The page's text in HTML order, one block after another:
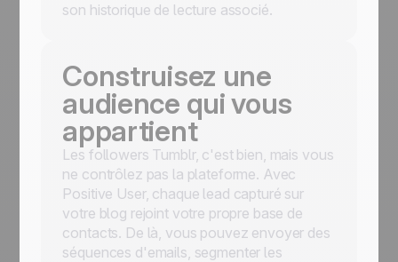
son historique de lecture associé.
Construisez une
audience qui vous
appartient
Les followers Tumblr, c'est bien, mais vous
ne contrôlez pas la plateforme. Avec
Positive User, chaque lead capturé sur
votre blog rejoint votre propre base de
contacts. De là, vous pouvez envoyer des
séquences d'emails, segmenter les